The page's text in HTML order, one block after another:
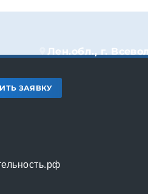
Лен.обл., г.
ЗАЯВКУ